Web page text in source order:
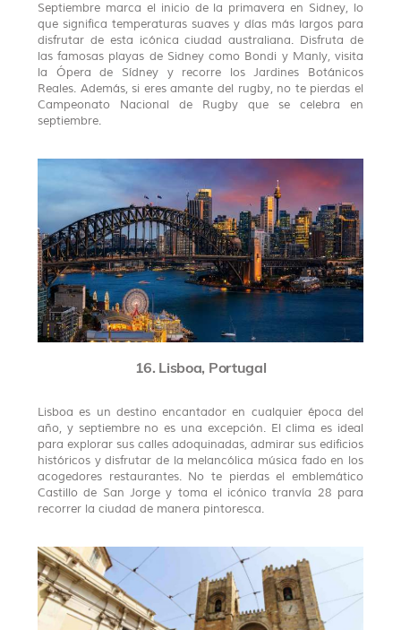
Septiembre marca el inicio de la primavera en Sidney, lo
que significa temperaturas suaves y días más largos para
disfrutar de esta icónica ciudad australiana. Disfruta de
las famosas playas de Sidney como Bondi y Manly, visita
la Ópera de Sídney y recorre los Jardines Botánicos
Reales. Además, si eres amante del rugby, no te pierdas el
Campeonato Nacional de Rugby que se celebra en
septiembre.
16. Lisboa, Portugal
Lisboa es un destino encantador en cualquier época del
año, y septiembre no es una excepción. El clima es ideal
para explorar sus calles adoquinadas, admirar sus edificios
históricos y disfrutar de la melancólica música fado en los
acogedores restaurantes. No te pierdas el emblemático
Castillo de San Jorge y toma el icónico tranvía 28 para
recorrer la ciudad de manera pintoresca.